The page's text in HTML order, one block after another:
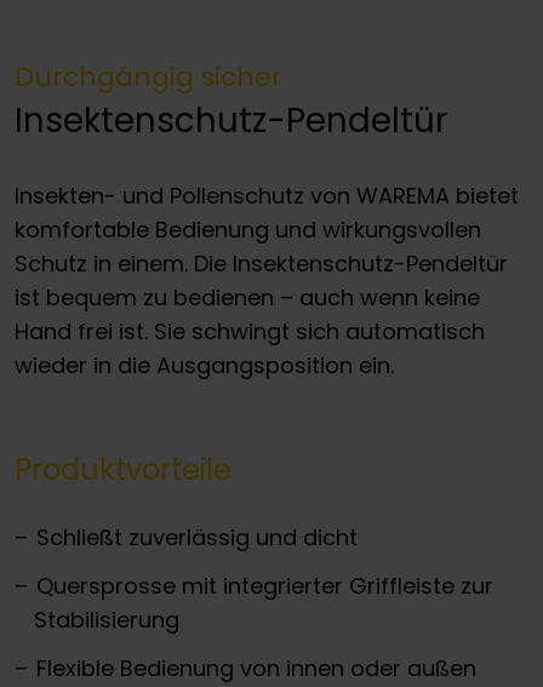
Durchgängig sicher
Insektenschutz-Pendeltür
Insekten- und Pollenschutz von WAREMA bietet
komfortable Bedienung und wirkungsvollen
Schutz in einem. Die Insektenschutz-Pendeltür
ist bequem zu bedienen – auch wenn keine
Hand frei ist. Sie schwingt sich automatisch
wieder in die Ausgangsposition ein.
Produktvorteile
Schließt zuverlässig und dicht
Quersprosse mit integrierter Griffleiste zur
Stabilisierung
Flexible Bedienung von innen oder außen